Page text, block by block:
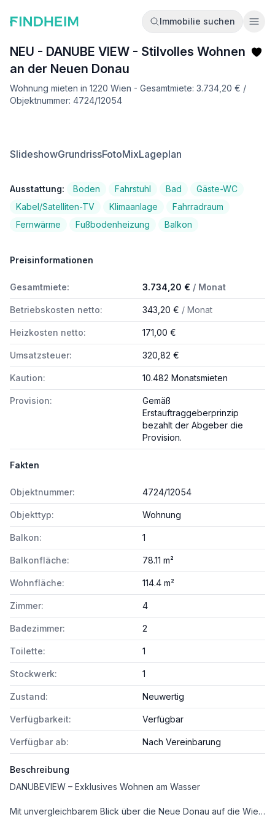
Immobilie suchen
NEU - DANUBE VIEW - Stilvolles Wohnen
an der Neuen Donau
Wohnung mieten in 1220 Wien - Gesamtmiete: 3.734,20 € /
Objektnummer: 4724/12054
SlideshowGrundrissFotoMixLageplan
Ausstattung: Boden Fahrstuhl Bad
Gäste-WC
Kabel/Satelliten-TV
Klimaanlage
Fahrradraum
Fernwärme
Fußbodenheizung Balkon
Preisinformationen
Gesamtmiete: 3.734,20 € / Monat
Betriebskosten netto: 343,20 € / Monat
Heizkosten netto: 171,00 €
Umsatzsteuer: 320,82 €
Kaution: 10.482 Monatsmieten
Provision:
Gemäß
Erstauftraggeberprinzip
bezahlt der Abgeber die
Provision.
Fakten
Objektnummer: 4724/12054
Objekttyp: Wohnung
Balkon: 1
Balkonfläche: 78.11 m²
Wohnfläche: 114.4 m²
Zimmer: 4
Badezimmer: 2
Toilette: 1
Stockwerk: 1
Zustand: Neuwertig
Verfügbarkeit: Verfügbar
Verfügbar ab: Nach Vereinbarung
Beschreibung
DANUBEVIEW – Exklusives Wohnen am Wasser
Mit unvergleichbarem Blick über die Neue Donau auf die Wiener Altstadt einerseits und die markante Skyline der Donau City andererseits, verkörpert DANUBEVIEW modernes Wohnen auf höchstem Niveau.